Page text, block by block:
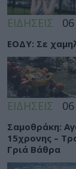
ΕΙΔΗΣΕΙΣ
ΕΟΔΥ: Σε
ΕΙΔΗΣΕΙΣ
Σαμοθράκη:
15χρονης –
Γριά Βάθρα